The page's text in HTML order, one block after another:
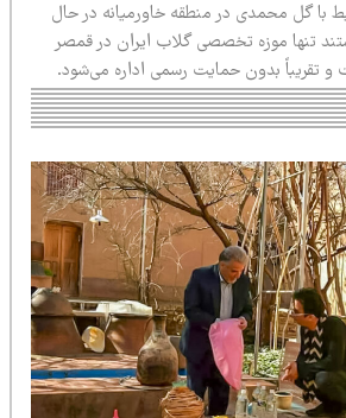
محمدی در منطقه خاورمیانه در حال
موزه تخصصی گلاب ایران در قمصر
بدون حمایت رسمی اداره می‌شود.